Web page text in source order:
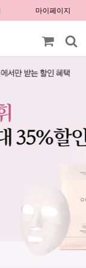
마이페이지